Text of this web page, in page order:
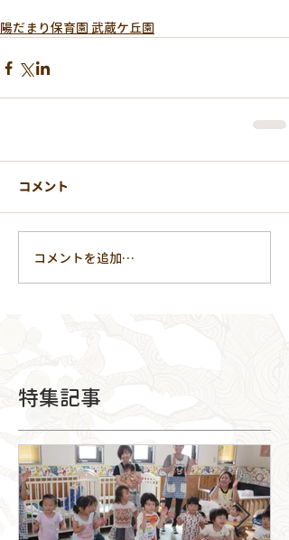
陽だまり保育園 武蔵ケ丘園
コメント
コメントを追加…
特集記事